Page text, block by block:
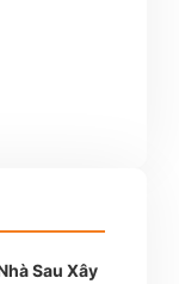
Sau Xây